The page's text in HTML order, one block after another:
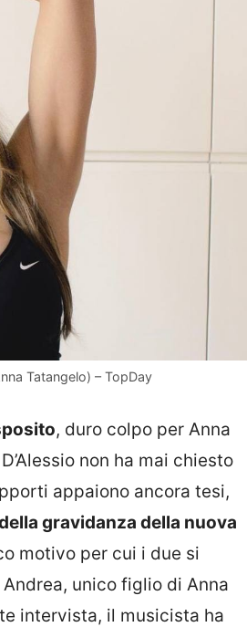
Tatangelo) – TopDay
, duro colpo per Anna
non ha mai chiesto
appaiono ancora tesi,
gravidanza della nuova
motivo per cui i due si
unico figlio di Anna
intervista, il musicista ha